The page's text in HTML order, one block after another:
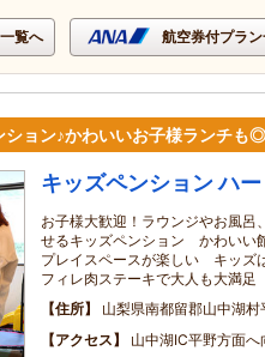
覧へ 航空券付プラ
ション♪かわいいお子様ランチも◎
キッズペンション ハ
お子様大歓迎！ラウンジやお風呂
せるキッズペンション かわいい
プレイスペースが楽しい キッズ
フィレ肉ステーキで大人も大満足
住所
山梨県南都留郡山中湖
アクセス
山中湖IC平野方面